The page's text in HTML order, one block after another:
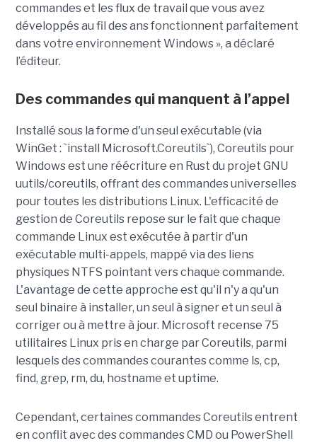
commandes et les flux de travail que vous avez
développés au fil des ans fonctionnent parfaitement
dans votre environnement Windows », a déclaré
l’éditeur.
Des commandes qui manquent à l’appel
Installé sous la forme d'un seul exécutable (via
WinGet : `install Microsoft.Coreutils`), Coreutils pour
Windows est une réécriture en Rust du projet GNU
uutils/coreutils, offrant des commandes universelles
pour toutes les distributions Linux. L'efficacité de
gestion de Coreutils repose sur le fait que chaque
commande Linux est exécutée à partir d'un
exécutable multi-appels, mappé via des liens
physiques NTFS pointant vers chaque commande.
L'avantage de cette approche est qu'il n'y a qu'un
seul binaire à installer, un seul à signer et un seul à
corriger ou à mettre à jour. Microsoft recense 75
utilitaires Linux pris en charge par Coreutils, parmi
lesquels des commandes courantes comme ls, cp,
find, grep, rm, du, hostname et uptime.
Cependant, certaines commandes Coreutils entrent
en conflit avec des commandes CMD ou PowerShell